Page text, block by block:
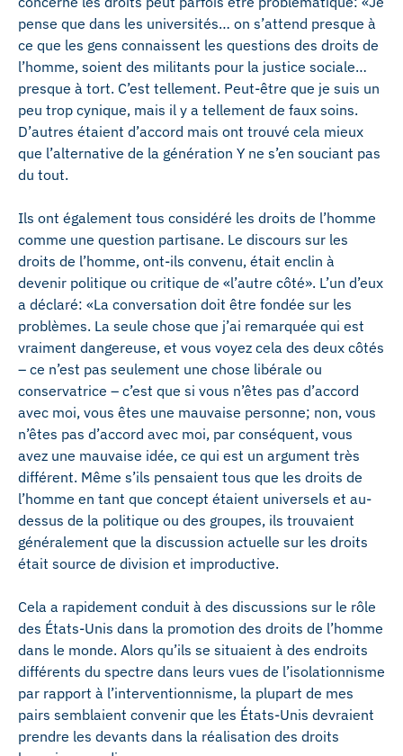
pense que dans les universités… on s’attend presque à
ce que les gens connaissent les questions des droits de
l’homme, soient des militants pour la justice sociale…
presque à tort. C’est tellement. Peut-être que je suis un
peu trop cynique, mais il y a tellement de faux soins.
D’autres étaient d’accord mais ont trouvé cela mieux
que l’alternative de la génération Y ne s’en souciant pas
du tout.
Ils ont également tous considéré les droits de l’homme
comme une question partisane. Le discours sur les
droits de l’homme, ont-ils convenu, était enclin à
devenir politique ou critique de «l’autre côté». L’un d’eux
a déclaré: «La conversation doit être fondée sur les
problèmes. La seule chose que j’ai remarquée qui est
vraiment dangereuse, et vous voyez cela des deux côtés
– ce n’est pas seulement une chose libérale ou
conservatrice – c’est que si vous n’êtes pas d’accord
avec moi, vous êtes une mauvaise personne; non, vous
n’êtes pas d’accord avec moi, par conséquent, vous
avez une mauvaise idée, ce qui est un argument très
différent. Même s’ils pensaient tous que les droits de
l’homme en tant que concept étaient universels et au-
dessus de la politique ou des groupes, ils trouvaient
généralement que la discussion actuelle sur les droits
était source de division et improductive.
Cela a rapidement conduit à des discussions sur le rôle
des États-Unis dans la promotion des droits de l’homme
dans le monde. Alors qu’ils se situaient à des endroits
différents du spectre dans leurs vues de l’isolationnisme
par rapport à l’interventionnisme, la plupart de mes
pairs semblaient convenir que les États-Unis devraient
prendre les devants dans la réalisation des droits